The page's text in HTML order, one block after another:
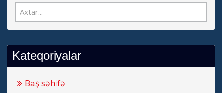
Kateqoriyalar
Baş səhifə